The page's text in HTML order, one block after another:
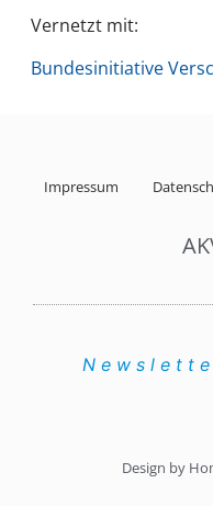
Vernetzt mit:
Bundesinitiative
Impressum
Design by